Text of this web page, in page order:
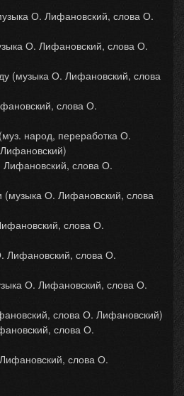
О. Лифановский, слова О.
О. Лифановский, слова О.
(музыка О. Лифановский, слова
слова О.
народ, переработка О.
слова О.
(музыка О. Лифановский, слова
слова О.
Лифановский, слова О.
О. Лифановский, слова О.
слова О. Лифановский)
слова О.
слова О.